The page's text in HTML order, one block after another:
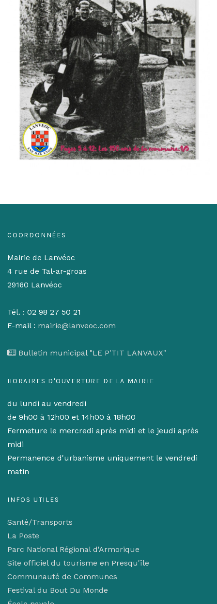
COORDONNÉES
Mairie de Lanvéoc
4 rue de Tal-ar-groas
29160 Lanvéoc
Tél. : 02 98 27 50 21
E-mail : mairie@lanveoc.com
Bulletin municipal "LE P'TIT LANVAUX"
HORAIRES D'OUVERTURE DE LA MAIRIE
du lundi au vendredi
de 9h00 à 12h00 et 14h00 à 18h00
Fermeture le mercredi après midi et le jeudi après
midi
Permanence d'urbanisme uniquement le vendredi
matin
INFOS UTILES
Santé/Transports
La Poste
Parc National Régional d'Armorique
Site officiel du tourisme en Presqu'île
Communauté de Communes
Festival du Bout Du Monde